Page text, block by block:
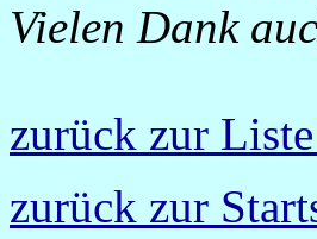
Vielen Dank
zurück zur
zurück zur